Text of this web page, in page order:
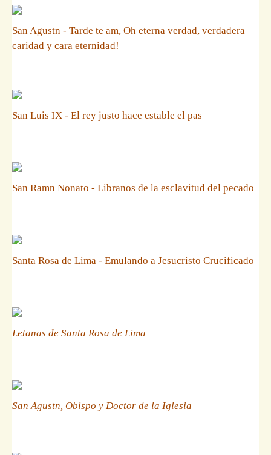
San Agustn - Tarde te am, Oh eterna verdad, verdadera
caridad y cara eternidad!
San Luis IX - El rey justo hace estable el pas
San Ramn Nonato - Libranos de la esclavitud del pecado
Santa Rosa de Lima - Emulando a Jesucristo Crucificado
Letanas de Santa Rosa de Lima
San Agustn, Obispo y Doctor de la Iglesia